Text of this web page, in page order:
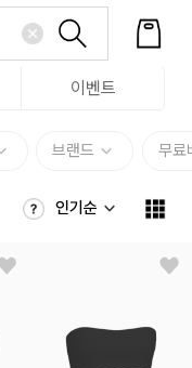
이벤트
브랜드 무료
인기순